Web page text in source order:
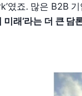
였죠. 많은 B2B
미래’라는 더 큰